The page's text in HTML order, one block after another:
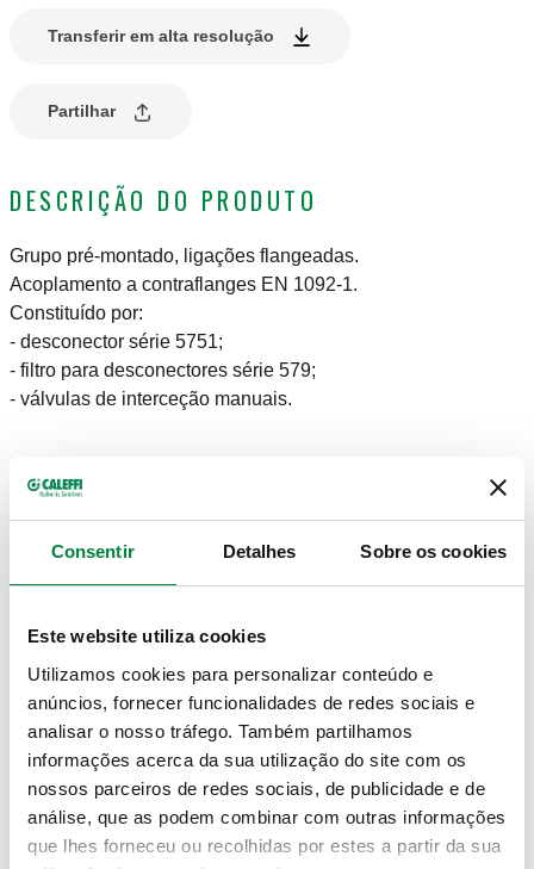
Consentir Detalhes Sobre os cookies
Este website utiliza cookies
Utilizamos cookies para personalizar conteúdo e
anúncios, fornecer funcionalidades de redes sociais e
analisar o nosso tráfego. Também partilhamos
informações acerca da sua utilização do site com os
nossos parceiros de redes sociais, de publicidade e de
análise, que as podem combinar com outras informações
que lhes forneceu ou recolhidas por estes a partir da sua
Transferir em alta resolução
Partilhar
DESCRIÇÃO DO PRODUTO
Grupo pré-montado, ligações flangeadas.
Acoplamento a contraflanges EN 1092-1.
Constituído por:
- desconector série 5751;
- filtro para desconectores série 579;
- válvulas de interceção manuais.
DADOS TÉCNICOS
Campo de temperatura do fluido
5–65 °C
DESENHOS E ESPECIFICAÇÕES
Código artigo Ligação
DN 50 (EN 1092-1) PN 10